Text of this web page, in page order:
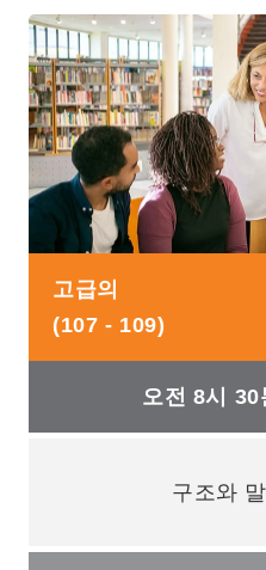
고급의
(107 - 109)
오전 8시
구조와